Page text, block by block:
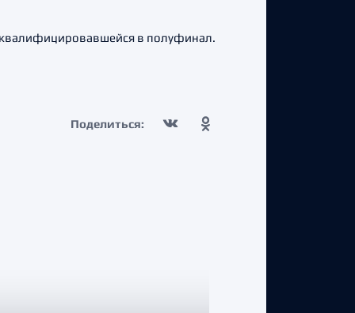
квалифицировавшейся в полуфинал.
Поделиться: